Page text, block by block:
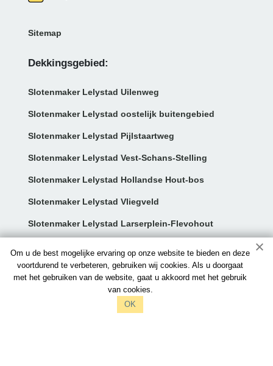
Om u de best mogelijke ervaring op onze website te bieden en deze
voortdurend te verbeteren, gebruiken wij cookies. Als u doorgaat
met het gebruiken van de website, gaat u akkoord met het gebruik
van cookies.
OK
Sitemap
Dekkingsgebied:
Slotenmaker Lelystad Uilenweg
Slotenmaker Lelystad oostelijk buitengebied
Slotenmaker Lelystad Pijlstaartweg
Slotenmaker Lelystad Vest-Schans-Stelling
Slotenmaker Lelystad Hollandse Hout-bos
Slotenmaker Lelystad Vliegveld
Slotenmaker Lelystad Larserplein-Flevohout
Contact:
info@slotenmakerslelystad.nl